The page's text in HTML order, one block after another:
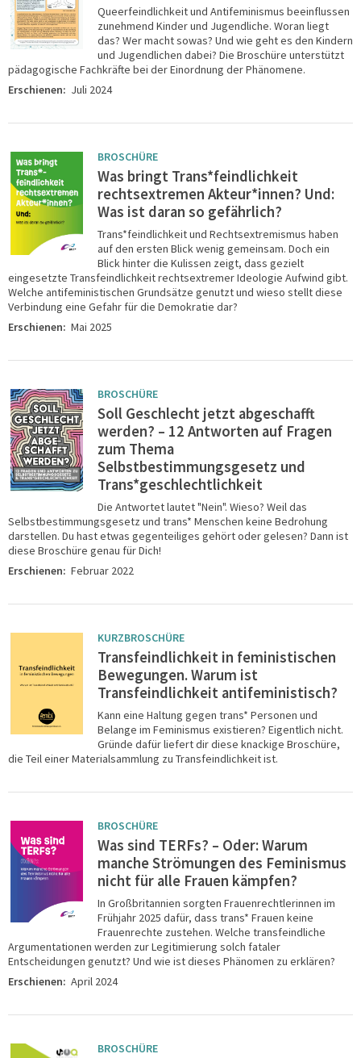
Queerfeindlichkeit und Antifeminismus beeinflussen
zunehmend Kinder und Jugendliche. Woran liegt
das? Wer macht sowas? Und wie geht es den Kindern
und Jugendlichen dabei? Die Broschüre unterstützt
pädagogische Fachkräfte bei der Einordnung der Phänomene.
Erschienen: Juli 2024
BROSCHÜRE
Was bringt Trans*feindlichkeit
rechtsextremen Akteur*innen? Und:
Was ist daran so gefährlich?
Trans*feindlichkeit und Rechtsextremismus haben
auf den ersten Blick wenig gemeinsam. Doch ein
Blick hinter die Kulissen zeigt, dass gezielt
eingesetzte Transfeindlichkeit rechtsextremer Ideologie Aufwind gibt.
Welche antifeministischen Grundsätze genutzt und wieso stellt diese
Verbindung eine Gefahr für die Demokratie dar?
Erschienen: Mai 2025
BROSCHÜRE
Soll Geschlecht jetzt abgeschafft
werden? – 12 Antworten auf Fragen
zum Thema
Selbstbestimmungsgesetz und
Trans*geschlechtlichkeit
Die Antwortet lautet "Nein". Wieso? Weil das
Selbstbestimmungsgesetz und trans* Menschen keine Bedrohung
darstellen. Du hast etwas gegenteiliges gehört oder gelesen? Dann ist
diese Broschüre genau für Dich!
Erschienen: Februar 2022
KURZBROSCHÜRE
Transfeindlichkeit in feministischen
Bewegungen. Warum ist
Transfeindlichkeit antifeministisch?
Kann eine Haltung gegen trans* Personen und
Belange im Feminismus existieren? Eigentlich nicht.
Gründe dafür liefert dir diese knackige Broschüre,
die Teil einer Materialsammlung zu Transfeindlichkeit ist.
BROSCHÜRE
Was sind TERFs? – Oder: Warum
manche Strömungen des Feminismus
nicht für alle Frauen kämpfen?
In Großbritannien sorgten Frauenrechtlerinnen im
Frühjahr 2025 dafür, dass trans* Frauen keine
Frauenrechte zustehen. Welche transfeindliche
Argumentationen werden zur Legitimierung solch fataler
Entscheidungen genutzt? Und wie ist dieses Phänomen zu erklären?
Erschienen: April 2024
BROSCHÜRE